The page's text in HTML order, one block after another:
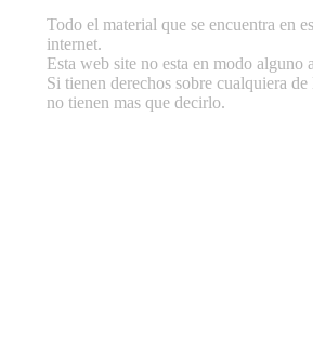
Todo el material que se encuentra en
internet.
Esta web site no esta en modo
Si tienen derechos sobre cualquiera
no tienen mas que decirlo.